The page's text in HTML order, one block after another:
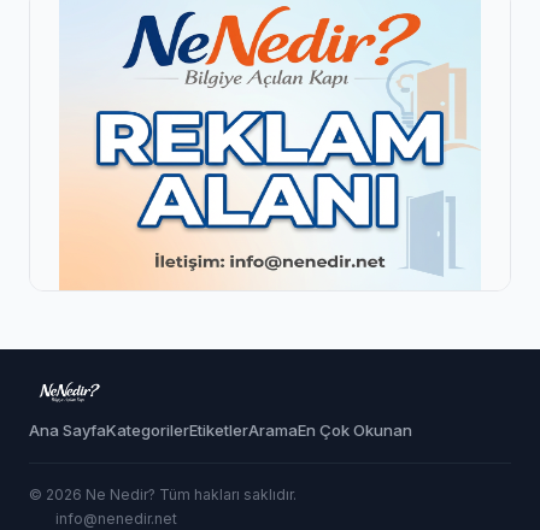
Ana SayfaKategorilerEtiketlerAramaEn Çok Okunan
© 2026 Ne Nedir? Tüm hakları saklıdır.
info@nenedir.net